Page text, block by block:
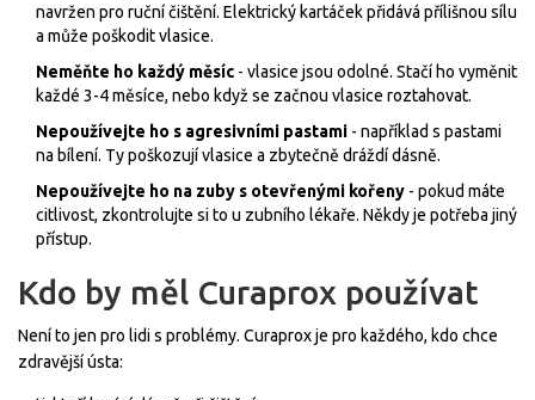
navržen pro ruční čištění. Elektrický kartáček přidává přílišnou sílu
a může poškodit vlasice.
Neměňte ho každý měsíc - vlasice jsou odolné. Stačí ho vyměnit
každé 3-4 měsíce, nebo když se začnou vlasice roztahovat.
Nepoužívejte ho s agresivními pastami - například s pastami
na bílení. Ty poškozují vlasice a zbytečně dráždí dásně.
Nepoužívejte ho na zuby s otevřenými kořeny - pokud máte
citlivost, zkontrolujte si to u zubního lékaře. Někdy je potřeba jiný
přístup.
Kdo by měl Curaprox používat
Není to jen pro lidi s problémy. Curaprox je pro každého, kdo chce
zdravější ústa: